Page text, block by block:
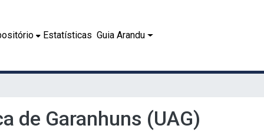
Estatísticas Guia Arandu
de Garanhuns (UAG)